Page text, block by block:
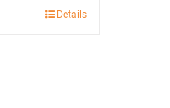
Details